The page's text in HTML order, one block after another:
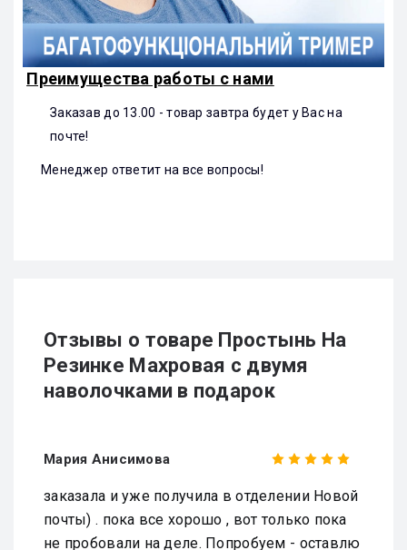
Преимущества работы с нами
Заказав до 13.00 - товар завтра будет у Вас на
почте!
Менеджер ответит на все вопросы!
Отзывы о товаре Простынь На
Резинке Махровая с двумя
наволочками в подарок
Мария Анисимова
заказала и уже получила в отделении Новой
почты) . пока все хорошо , вот только пока
не пробовали на деле. Попробуем - оставлю